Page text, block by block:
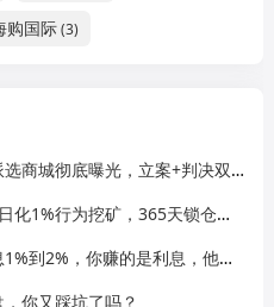
购国际(3)
曝光，立案+判决双重实锤，千万别碰！
行为挖矿，365天锁仓，纯庞氏骗局
，你赚的是利息，他盯着你的本金
你又踩坑了吗？